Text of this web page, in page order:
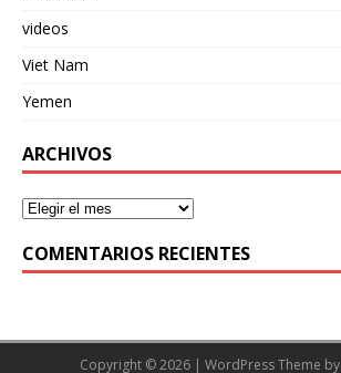
videos
Viet Nam
Yemen
ARCHIVOS
COMENTARIOS RECIENTES
Copyright © 2026 | WordPress Theme by